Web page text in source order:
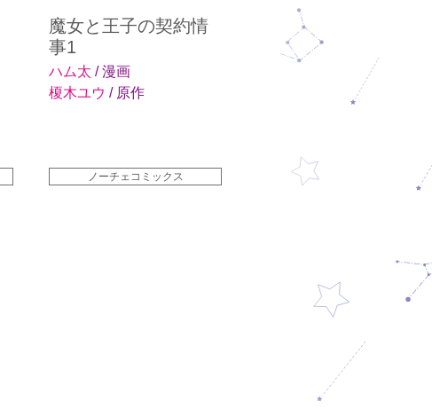
魔女と王子の契約情
事1
ハム太 / 漫画
榎木ユウ / 原作
ノーチェコミックス